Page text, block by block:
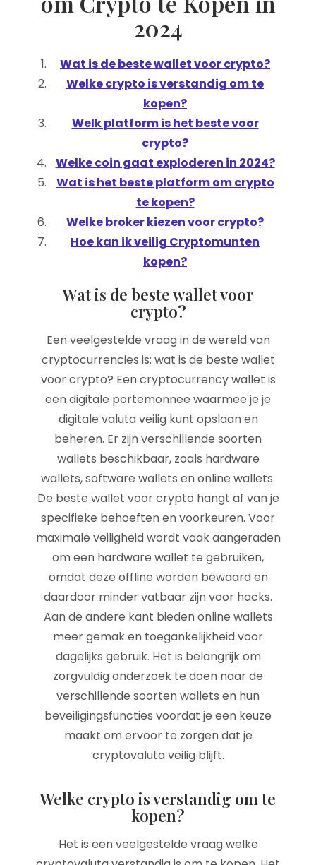
2024
Wat is de beste wallet voor crypto?
Welke crypto is verstandig om te
kopen?
Welk platform is het beste voor
crypto?
Welke coin gaat exploderen in 2024?
Wat is het beste platform om crypto
te kopen?
Welke broker kiezen voor crypto?
Hoe kan ik veilig Cryptomunten
kopen?
Wat is de beste wallet voor
crypto?
Een veelgestelde vraag in de wereld van
cryptocurrencies is: wat is de beste wallet
voor crypto? Een cryptocurrency wallet is
een digitale portemonnee waarmee je je
digitale valuta veilig kunt opslaan en
beheren. Er zijn verschillende soorten
wallets beschikbaar, zoals hardware
wallets, software wallets en online wallets.
De beste wallet voor crypto hangt af van je
specifieke behoeften en voorkeuren. Voor
maximale veiligheid wordt vaak aangeraden
om een hardware wallet te gebruiken,
omdat deze offline worden bewaard en
daardoor minder vatbaar zijn voor hacks.
Aan de andere kant bieden online wallets
meer gemak en toegankelijkheid voor
dagelijks gebruik. Het is belangrijk om
zorgvuldig onderzoek te doen naar de
verschillende soorten wallets en hun
beveiligingsfuncties voordat je een keuze
maakt om ervoor te zorgen dat je
cryptovaluta veilig blijft.
Welke crypto is verstandig om te
kopen?
Het is een veelgestelde vraag welke